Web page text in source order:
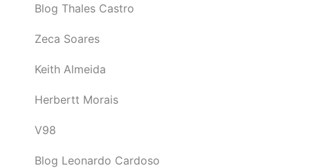
Blog Thales Castro
Zeca Soares
Keith Almeida
Herbertt Morais
V98
Blog Leonardo Cardoso